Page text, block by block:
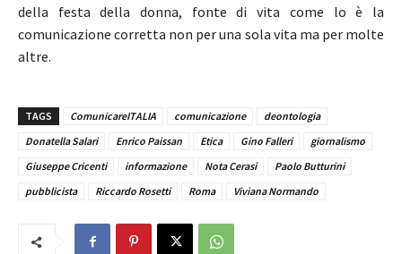
della festa della donna, fonte di vita come lo è la
comunicazione corretta non per una sola vita ma per molte
altre.
TAGS ComunicareITALIA comunicazione
deontologia
Donatella Salari
Enrico Paissan Etica Gino Falleri
giornalismo
Giuseppe Cricenti
informazione Nota Cerasi
Paolo Butturini
pubblicista
Riccardo Rosetti Roma Viviana Normando